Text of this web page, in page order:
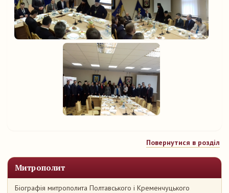
Митрополит
Біографія митрополита Полтавського і Кременчуцького
Повернутися в розділ